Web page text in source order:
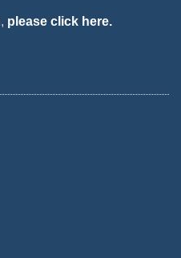
please click here.